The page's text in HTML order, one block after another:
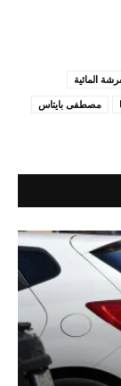
المائية
مصطفى بايتاس